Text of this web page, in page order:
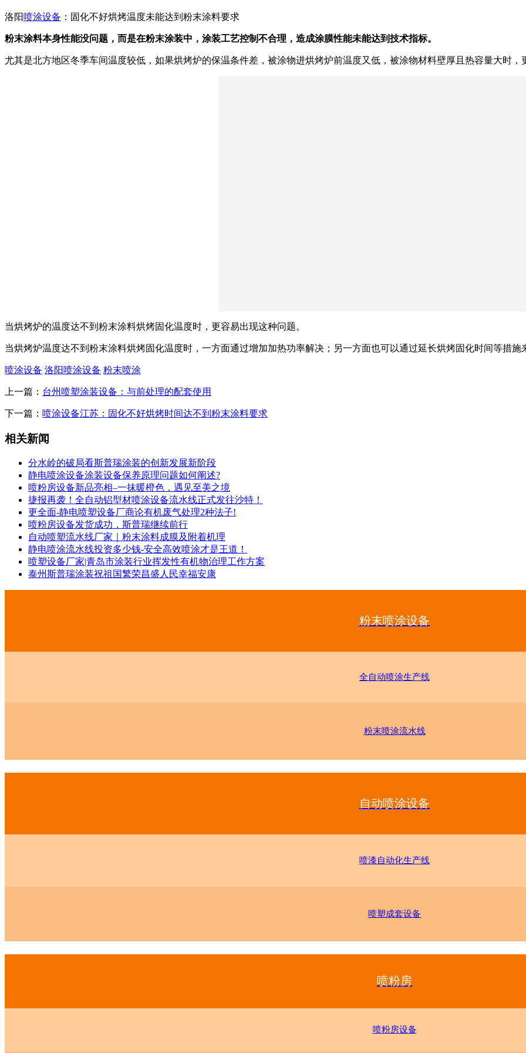
洛阳喷涂设备 ：固化不好烘烤温度未能达到粉末涂料要求
粉末涂料本身性能没问题，而是在粉末涂装中，涂装工艺控制不合理，造成涂膜性能未能达到技术指标。
尤其是北方地区冬季车间温度较低，如果烘烤炉的保温条件差，被涂物进烘烤炉前温度又低，被涂物材料壁厚且热容量大时，
当烘烤炉的温度达不到粉末涂料烘烤固化温度时，更容易出现这种问题。
当烘烤炉温度达不到粉末涂料烘烤固化温度时，一方面通过增加加热功率解决；另一方面也可以通过延长烘烤固化时间等措施
喷涂设备 洛阳喷涂设备 粉末喷涂
上一篇： 台州喷塑涂装设备：与前处理的配套使用
下一篇： 喷涂设备江苏：固化不好烘烤时间达不到粉末涂料要求
相关新闻
分水岭的破局看斯普瑞涂装的创新发展新阶段
静电喷涂设备涂装设备保养原理问题如何阐述?
喷粉房设备新品亮相–一抹暖橙色，遇见至美之境
捷报再袭！全自动铝型材喷涂设备流水线正式发往沙特！
更全面-静电喷塑设备厂商论有机废气处理2种法子!
喷粉房设备发货成功，斯普瑞继续前行
自动喷塑流水线厂家｜粉末涂料成膜及附着机理
静电喷涂流水线投资多少钱-安全高效喷涂才是王道！
喷塑设备厂家|青岛市涂装行业挥发性有机物治理工作方案
泰州斯普瑞涂装祝祖国繁荣昌盛人民幸福安康
粉末喷涂设备
全自动喷涂生产线
粉末喷涂流水线
自动喷涂设备
喷漆自动化生产线
喷塑成套设备
喷粉房
喷粉房设备